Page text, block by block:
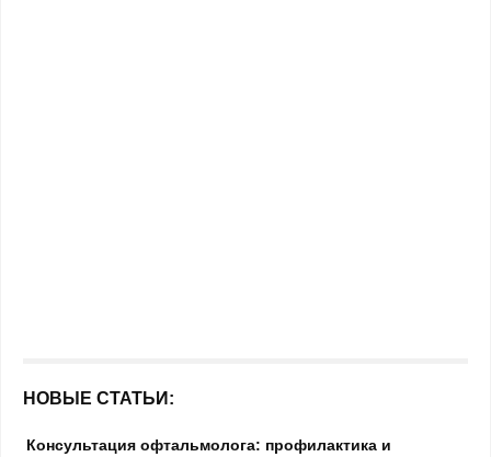
НОВЫЕ СТАТЬИ:
Консультация офтальмолога: профилактика и